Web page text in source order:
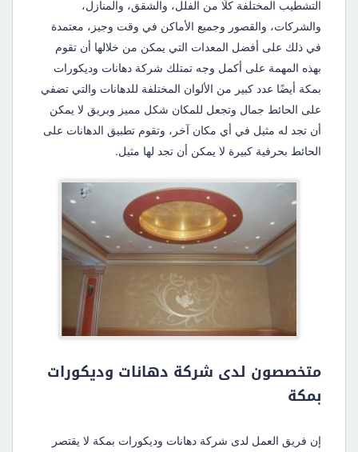
التشطيب المختلفة كلًا من الفلل، والشقق، والمنازل،
والشركات، والقصور وجميع الأماكن في وقت وجيز، معتمدة
في ذلك على أفضل المعدات التي يمكن من خلالها أن تقوم
بهذه المهمة على أكمل وجه تمتلك شركة دهانات وديكورات
بمكة أيضًا عدد كبير من الألوان المختلفة للدهانات والتي تضفي
على الحائط جمال وتجعل للمكان شكل مميز وبريق لا يمكن
أن تجد له مثيل في أي مكان آخر، وتقوم تطبيق الدهانات على
الحائط بحرفية كبيرة لا يمكن أن تجد لها مثيل.
متخصصون لدى شركة دهانات وديكورات
بمكة
إن فريق العمل لدى شركة دهانات وديكورات بمكة لا يقتصر